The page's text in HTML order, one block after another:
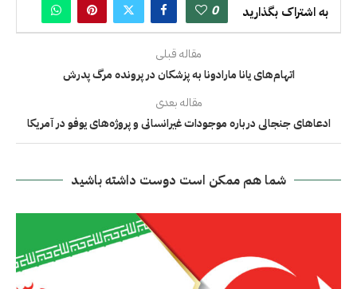
به اشتراک بگذارید 0
مقاله قبلی
اتهام‌های یانا مارادونا به پزشکان در پرونده مرگ پدرش
مقاله بعدی
ادعاهای جنجالی درباره موجودات غیرانسانی و پروژه‌های یوفو در آمریکا
شما هم ممکن است دوست داشته باشید